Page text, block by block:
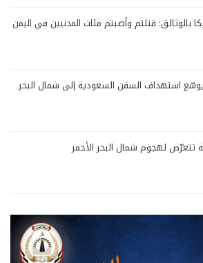
بالوثائق: قتلتم وأصبتم مئات المدنيين في اليمن
يوسّع استهداف السفن السعودية إلى شمال البحر
تتعرّض لهجوم شمال البحر الأحمر